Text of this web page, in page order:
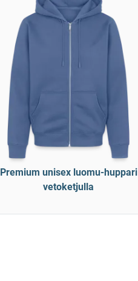
Premium unisex luomu-huppari
vetoketjulla